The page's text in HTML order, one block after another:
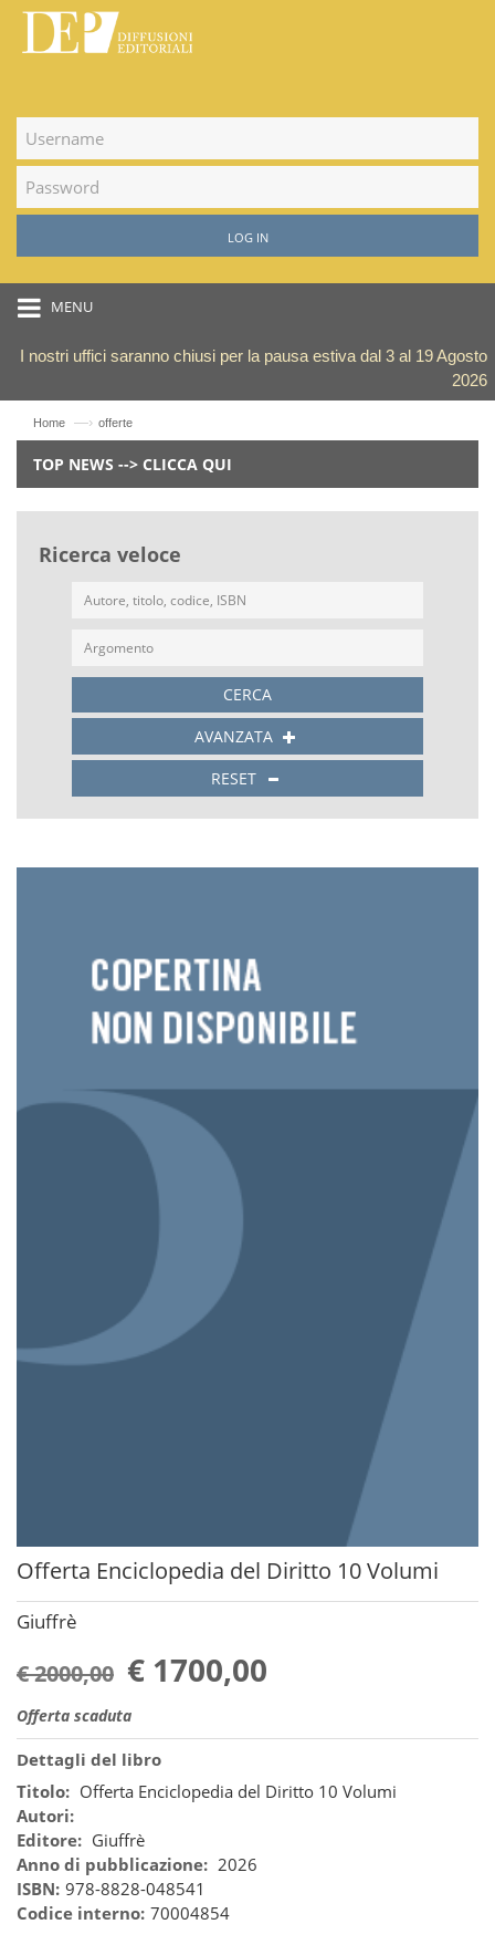
LOG IN
MENU
I nostri uffici saranno chiusi per la pausa estiva dal 3 al 19 Agosto
2026
Home —› offerte
TOP NEWS --> CLICCA QUI
Ricerca veloce
CERCA
AVANZATA
RESET
Offerta Enciclopedia del Diritto 10 Volumi
Giuffrè
€ 2000,00 € 1700,00
Offerta scaduta
Dettagli del libro
Titolo: Offerta Enciclopedia del Diritto 10 Volumi
Autori:
Editore: Giuffrè
Anno di pubblicazione: 2026
ISBN: 978-8828-048541
Codice interno: 70004854